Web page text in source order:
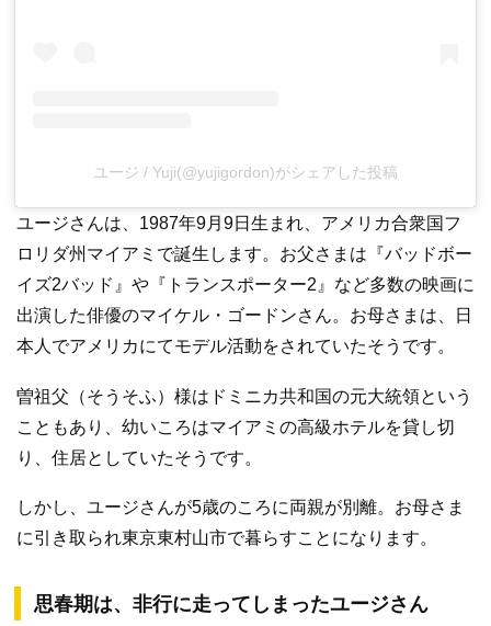
ユージ / Yuji(@yujigordon)がシェアした投稿
ユージさんは、1987年9月9日生まれ、アメリカ合衆国フ
ロリダ州マイアミで誕生します。お父さまは『バッドボー
イズ2バッド』や『トランスポーター2』など多数の映画に
出演した俳優のマイケル・ゴードンさん。お母さまは、日
本人でアメリカにてモデル活動をされていたそうです。
曽祖父（そうそふ）様はドミニカ共和国の元大統領という
こともあり、幼いころはマイアミの高級ホテルを貸し切
り、住居としていたそうです。
しかし、ユージさんが5歳のころに両親が別離。お母さま
に引き取られ東京東村山市で暮らすことになります。
思春期は、非行に走ってしまったユージさん